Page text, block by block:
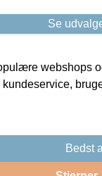
Se
webshops
Bedst